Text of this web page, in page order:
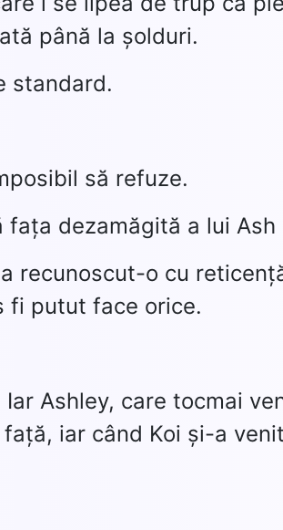
până la șolduri.
standard.
să refuze.
dezamăgită a lui
recunoscut-o cu
fi putut face orice.
Ashley, care tocmai
iar când Koi și-a